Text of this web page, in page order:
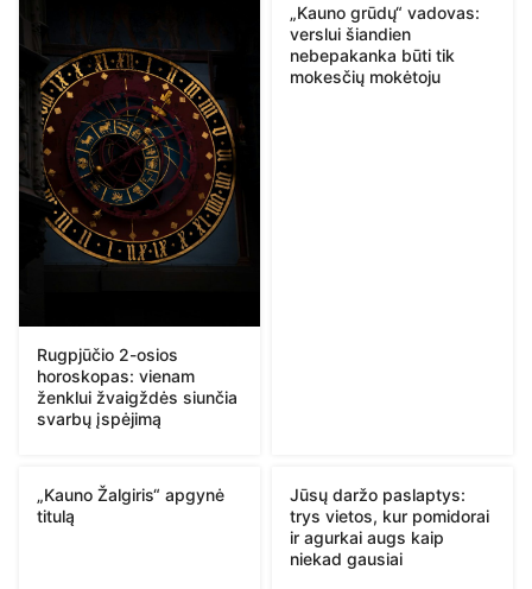
Rugpjūčio 2-osios
horoskopas: vienam
ženklui žvaigždės siunčia
svarbų įspėjimą
„Kauno grūdų“ vadovas:
verslui šiandien
nebepakanka būti tik
mokesčių mokėtoju
„Kauno Žalgiris“ apgynė
titulą
Jūsų daržo paslaptys:
trys vietos, kur pomidorai
ir agurkai augs kaip
niekad gausiai